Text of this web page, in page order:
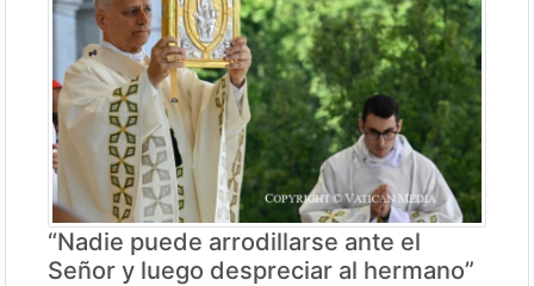
“Nadie puede arrodillarse ante el
Señor y luego despreciar al hermano”